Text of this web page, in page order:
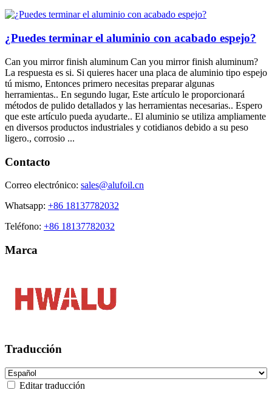
¿Puedes terminar el aluminio con acabado espejo?
Can you mirror finish aluminum Can you mirror finish aluminum?
La respuesta es si. Si quieres hacer una placa de aluminio tipo espejo
tú mismo, Entonces primero necesitas preparar algunas
herramientas.. En segundo lugar, Este artículo le proporcionará
métodos de pulido detallados y las herramientas necesarias.. Espero
que este artículo pueda ayudarte.. El aluminio se utiliza ampliamente
en diversos productos industriales y cotidianos debido a su peso
ligero., corrosio ...
Contacto
Correo electrónico: sales@alufoil.cn
Whatsapp: +86 18137782032
Teléfono: +86 18137782032
Marca
Traducción
Editar traducción